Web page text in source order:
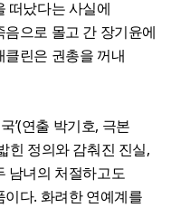
떠났다는 사실에
으로 몰고 간 장기윤에
린은 권총을 꺼내
’(연출 박기호, 극본
힌 정의와 감춰진 진실,
남녀의 처절하고도
다. 화려한 연예계를